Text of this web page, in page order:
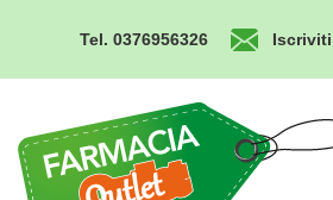
principale
Tel. 0376956326
Outlet